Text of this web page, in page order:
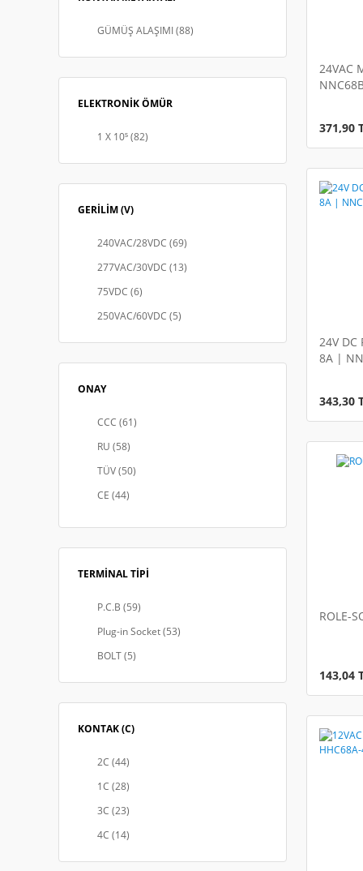
GÜMÜŞ ALAŞIMI (88)
ELEKTRONİK ÖMÜR
1 X 10⁵ (82)
GERİLİM (V)
240VAC/28VDC (69)
277VAC/30VDC (13)
75VDC (6)
250VAC/60VDC (5)
ONAY
CCC (61)
RU (58)
TÜV (50)
CE (44)
TERMİNAL TİPİ
P.C.B (59)
Plug-in Socket (53)
BOLT (5)
KONTAK (C)
2C (44)
1C (28)
3C (23)
4C (14)
24VAC
371,90
24V DC
8A |
343,30
ROLE-
143,04